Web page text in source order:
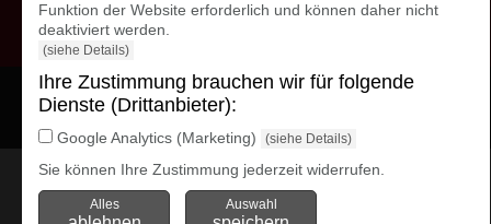
Funktion der Website erforderlich und können daher nicht
deaktiviert werden.
(siehe Details)
Ihre Zustimmung brauchen wir für folgende
Dienste (Drittanbieter):
Google Analytics (Marketing) (siehe Details)
Sie können Ihre Zustimmung jederzeit widerrufen.
Alles Auswahl
Cookie Einstellungen
öffnen